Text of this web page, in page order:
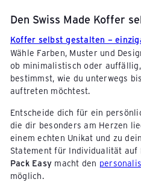
Den Swiss Made Koffer
Koffer selbst gestalten –
Wähle Farben, Muster und
ob minimalistisch oder
bestimmst, wie du unterwegs
auftreten möchtest.
Entscheide dich für ein
die dir besonders am Herzen
einem echten Unikat und zu
Statement für Individualität auf
Pack Easy macht den
möglich.